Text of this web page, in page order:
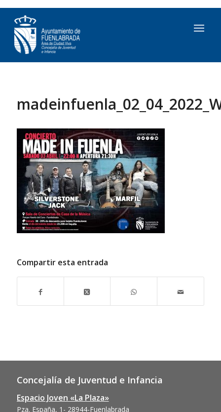
Compartir esta entrada
Concejalía de Juventud e Infancia
Espacio Joven «La Plaza»
Pza. España, 1- 28944-Fuenlabrada